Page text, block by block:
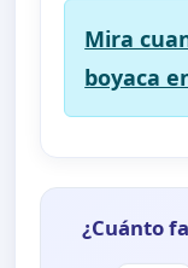
Mira
boyaca
¿Cuánto